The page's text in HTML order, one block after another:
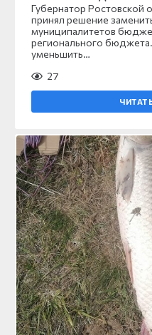
Губернатор Ростовской
принял решение
муниципалитетов
регионального
уменьшить…
27